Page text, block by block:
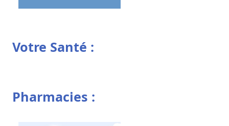
Votre Santé :
Pharmacies :